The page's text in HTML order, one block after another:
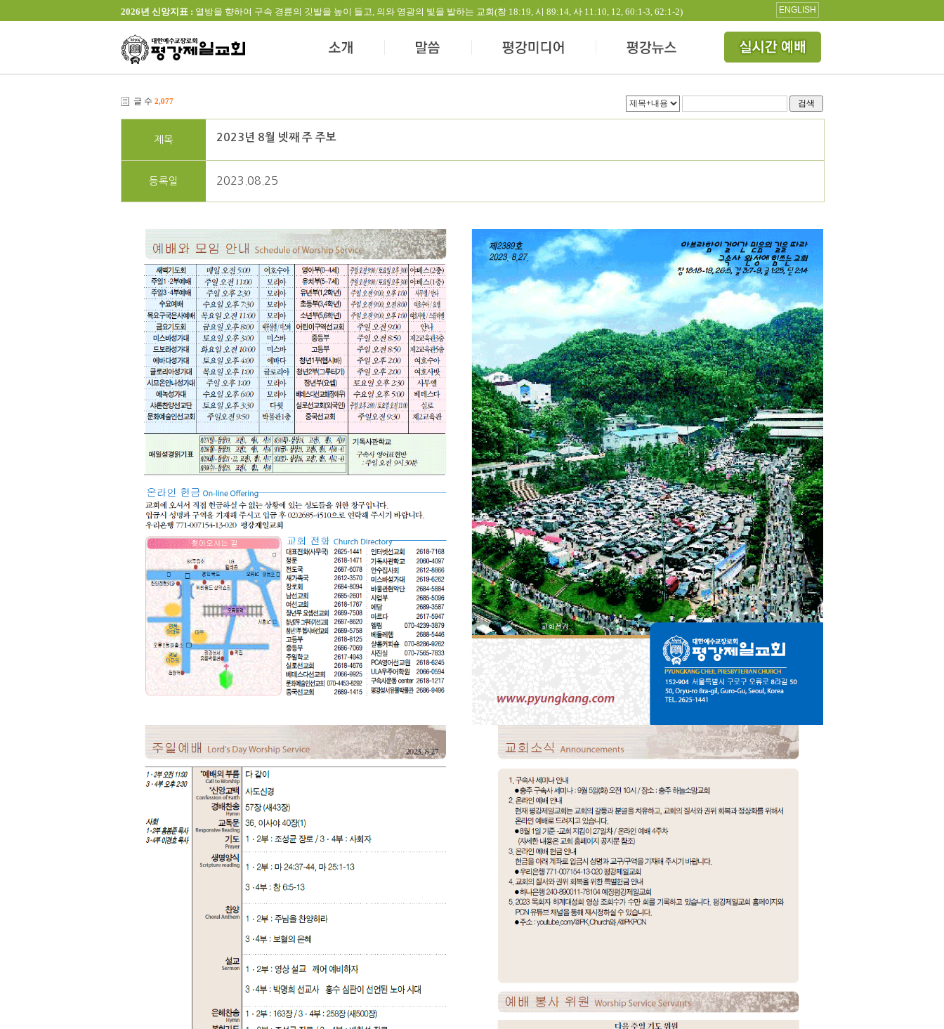
2026년 신앙지표 : 열방을 향하여 구속 경륜의 깃발을 높이 들고, 의와 영광의 빛을 발하는 교회(창 18:19, 시 89:14, 사 11:10, 12, 60:1-3, 62:1-2) ENGLISH
글 수 2,077 검색
제목 2023년 8월 넷째 주 주보
등록일 2023.08.25